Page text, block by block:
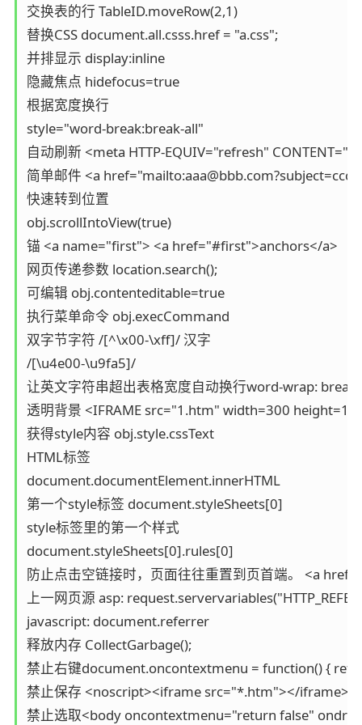
交换表的行 TableID.moveRow(2,1)
替换CSS document.all.csss.href = "a.css";
并排显示 display:inline
隐藏焦点 hidefocus=true
根据宽度换行
style="word-break:break-all"
自动刷新 <meta HTTP-EQUIV="refresh"
简单邮件 <a
快速转到位置
obj.scrollIntoView(true)
锚 <a name="first"> <a href="#first">anchors</a>
网页传递参数 location.search();
可编辑 obj.contenteditable=true
执行菜单命令 obj.execCommand
双字节字符 /[^\x00-\xff]/ 汉字
/[\u4e00-\u9fa5]/
让英文字符串超出表格宽度自动换行word-wrap:
透明背景 <IFRAME src="1.htm" width=300
获得style内容 obj.style.cssText
HTML标签
document.documentElement.innerHTML
第一个style标签 document.styleSheets[0]
style标签里的第一个样式
document.styleSheets[0].rules[0]
防止点击空链接时，页面往往重置到页首端。 <a
上一网页源 asp:
javascript: document.referrer
释放内存 CollectGarbage();
禁止右键document.oncontextmenu = function() {
禁止保存 <noscript><iframe src="*.htm"></
禁止选取<body oncontextmenu="return false"